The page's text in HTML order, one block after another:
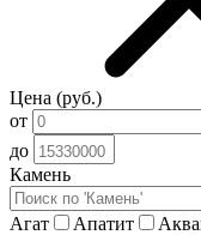
Цена (руб.)
от
до
Камень
Агат Апатит